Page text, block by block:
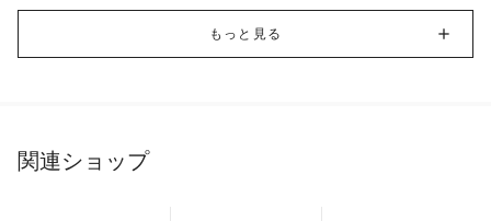
もっと見る
関連ショップ